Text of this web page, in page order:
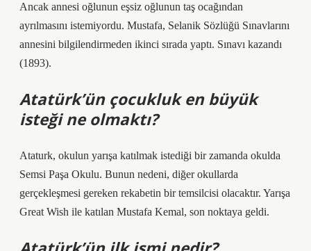
Ancak annesi oğlunun eşsiz oğlunun taş ocağından
ayrılmasını istemiyordu. Mustafa, Selanik Sözlüğü Sınavlarını
annesini bilgilendirmeden ikinci sırada yaptı. Sınavı kazandı
(1893).
Atatürk’ün çocukluk en büyük
isteği ne olmaktı?
Ataturk, okulun yarışa katılmak istediği bir zamanda okulda
Semsi Paşa Okulu. Bunun nedeni, diğer okullarda
gerçekleşmesi gereken rekabetin bir temsilcisi olacaktır. Yarışa
Great Wish ile katılan Mustafa Kemal, son noktaya geldi.